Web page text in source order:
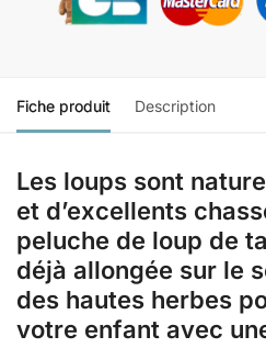
Fiche produit Description
Les loups sont
et d’excellents
peluche de loup de
déjà allongée sur le
des hautes herbes
votre enfant avec